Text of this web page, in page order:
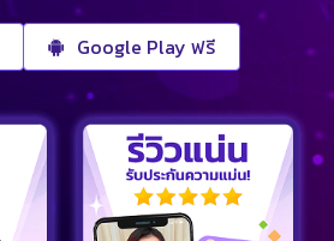
Google Play ฟรี